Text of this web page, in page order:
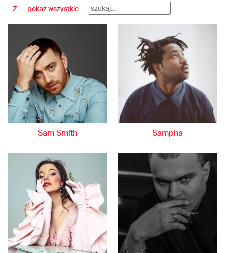
Ż pokaż wszystkie
Sam Smith Sampha